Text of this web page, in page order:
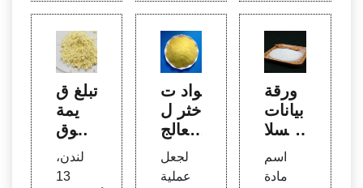
تبلغ ق
يمة
سوق
معالج
ة المي
لندن،
13
مواد ت
خثر ل
معالج
ة المي
اه | B
لجعل
عملية
ورقة
بيانات
السلا
EPi
اسم
مادة